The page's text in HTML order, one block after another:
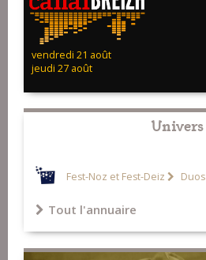
vendredi 21 août
jeudi 27 août
Univers
Fest-Noz et Fest-Deiz Duos
Tout l'annuaire